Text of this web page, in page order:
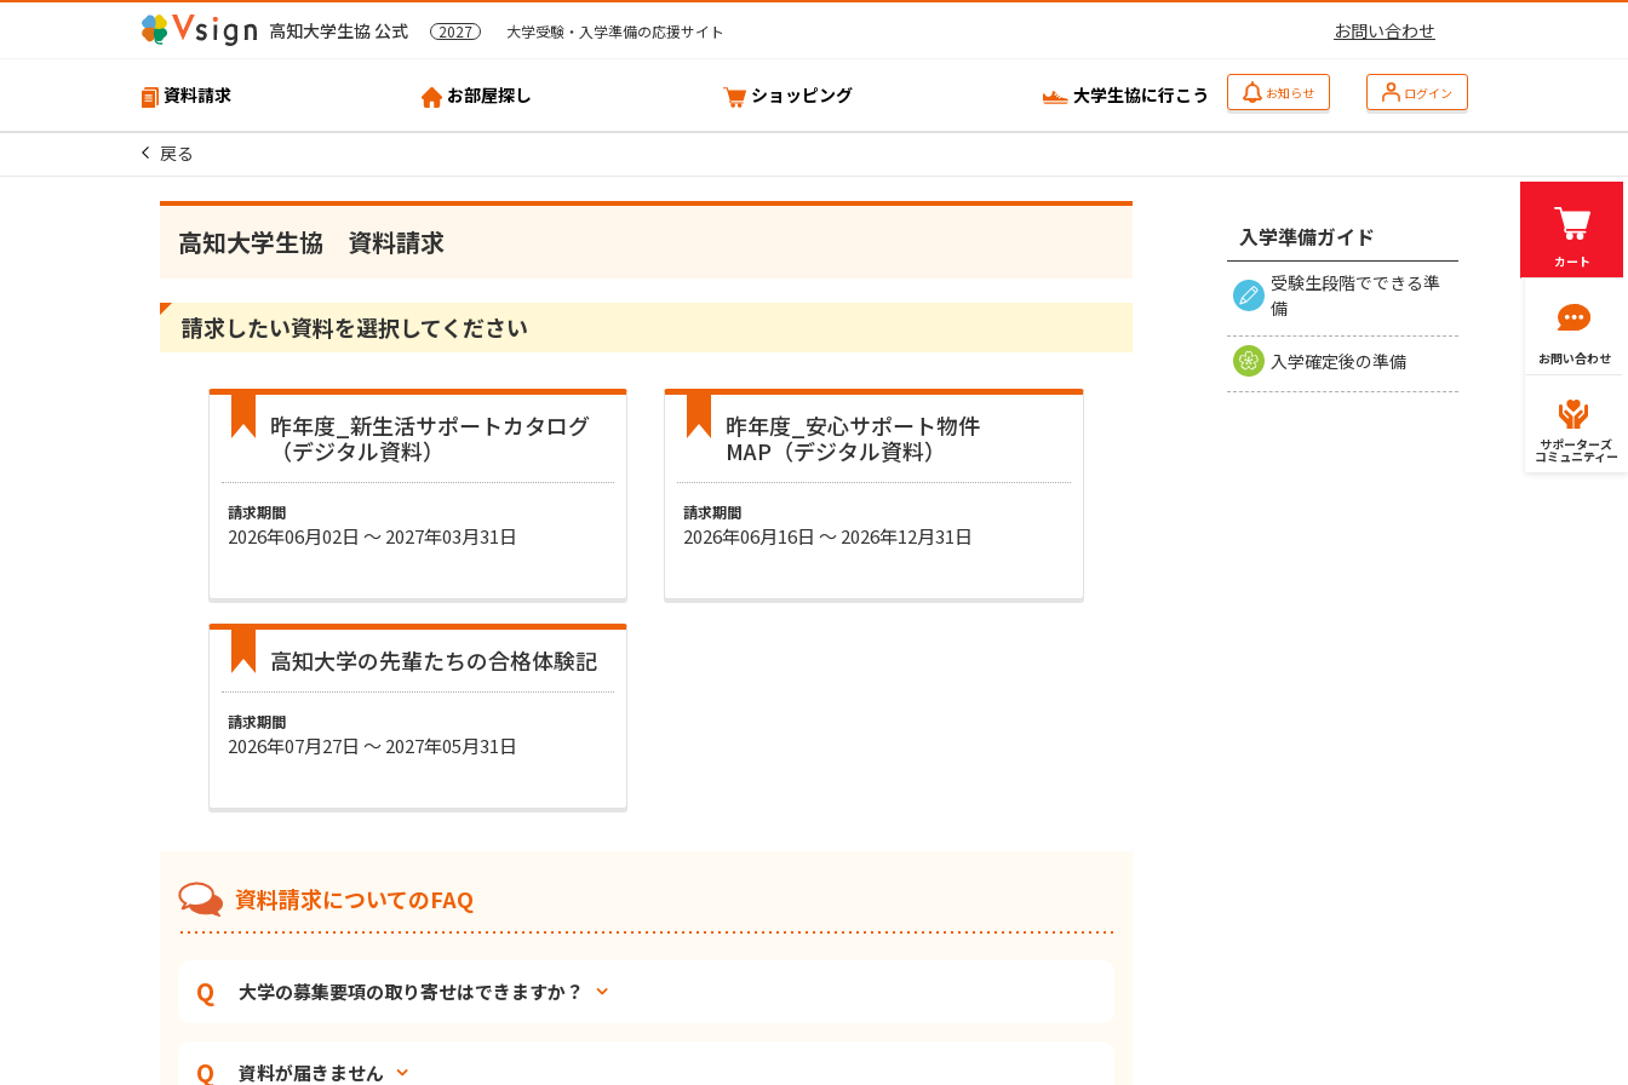
高知大学生協 公式 2027 大学受験・入学準備の応援サイト お問い合わせ
資料請求 お部屋探し ショッピング 大学生協に行こう お知らせ ログイン
戻る
高知大学生協 資料請求
請求したい資料を選択してください
昨年度_新生活サポートカタログ
（デジタル資料）
請求期間
2026年06月02日 〜 2027年03月31日
昨年度_安心サポート物件
MAP（デジタル資料）
請求期間
2026年06月16日 〜 2026年12月31日
高知大学の先輩たちの合格体験記
請求期間
2026年07月27日 〜 2027年05月31日
資料請求についてのFAQ
大学の募集要項の取り寄せはできますか？
資料が届きません
入学準備ガイド
受験生段階でできる準
備
入学確定後の準備
カート
お問い合わせ
サポーターズ
コミュニティー